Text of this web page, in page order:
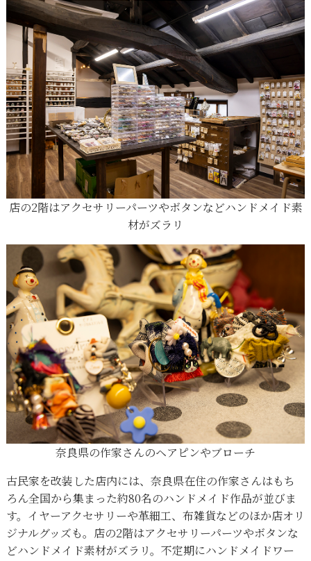
店の2階はアクセサリーパーツやボタンなどハンドメイド素
材がズラリ
奈良県の作家さんのヘアピンやブローチ
古民家を改装した店内には、奈良県在住の作家さんはもち
ろん全国から集まった約80名のハンドメイド作品が並びま
す。イヤーアクセサリーや革細工、布雑貨などのほか店オリ
ジナルグッズも。 店の2階はアクセサリーパーツやボタンな
どハンドメイド素材がズラリ。 不定期にハンドメイドワー